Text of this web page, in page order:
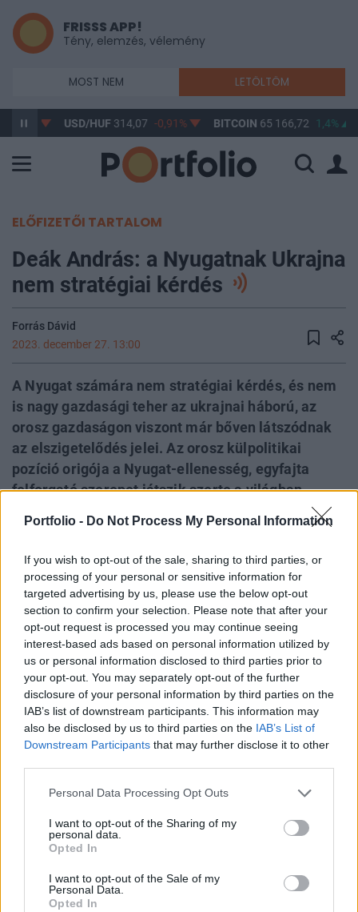
Portfolio - Do Not Process My Personal Information
If you wish to opt-out of the sale, sharing to third parties, or
processing of your personal or sensitive information for
targeted advertising by us, please use the below opt-out
section to confirm your selection. Please note that after your
opt-out request is processed you may continue seeing
interest-based ads based on personal information utilized by
us or personal information disclosed to third parties prior to
your opt-out. You may separately opt-out of the further
disclosure of your personal information by third parties on the
IAB’s list of downstream participants. This information may
also be disclosed by us to third parties on the IAB’s List of
Downstream Participants that may further disclose it to other
Personal Data Processing Opt Outs
I want to opt-out of the Sharing of my
personal data.
Opted In
I want to opt-out of the Sale of my
Personal Data.
Opted In
FRISSS APP!
Tény, elemzés, vélemény
MOST NEM LETÖLTÖM
-0,55% USD/HUF314,07 -0,91% BITCOIN65 166,72 1,4%
ELŐFIZETŐI TARTALOM
Deák András: a Nyugatnak Ukrajna
nem stratégiai kérdés
Forrás Dávid
2023. december 27. 13:00
A Nyugat számára nem stratégiai kérdés, és nem
is nagy gazdasági teher az ukrajnai háború, az
orosz gazdaságon viszont már bőven látszódnak
az elszigetelődés jelei. Az orosz külpolitikai
pozíció origója a Nyugat-ellenesség, egyfajta
felforgató szerepet játszik szerte a világban.
Oroszország körül nincs blokkosodás, így ez a
feltétele is hiányzik annak, hogy újra
hidegháborús viszonyokról beszéljünk. Lehetne
lépéseket tenni Magyarországon is az orosz
energiafüggőség lazítására, de 2023 nem erről
szólt – egyebek mellett ezekről a kérdésekről
beszélt Deák András, a Nemzeti Közszolgálati
Egyetem Stratégiai Védelmi Kutatóintézetének
tudományos főmunkatársa a Portfolio Checklist
december 27-i adásában.
A műsor már meghallgatható a Spotify-on, az Apple
Podcasten, a Google Podcasten, a többi nagy podcast
platformon, és itt, a cikkbe ágyazott lejátszóban is:
KÖVESS MINKET Főbb témák: (00:00) – Intro (01:35) – Ki
pörög a kereskedelem a Nyugat és Oroszország
szomszédai között (17:35) – Oroszország...
KEDVES OLVASÓNK!